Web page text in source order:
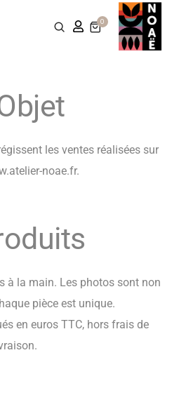
0
les ventes réalisées sur
noae.fr.
à la main. Les photos sont non
pièce est unique.
en euros TTC, hors frais de